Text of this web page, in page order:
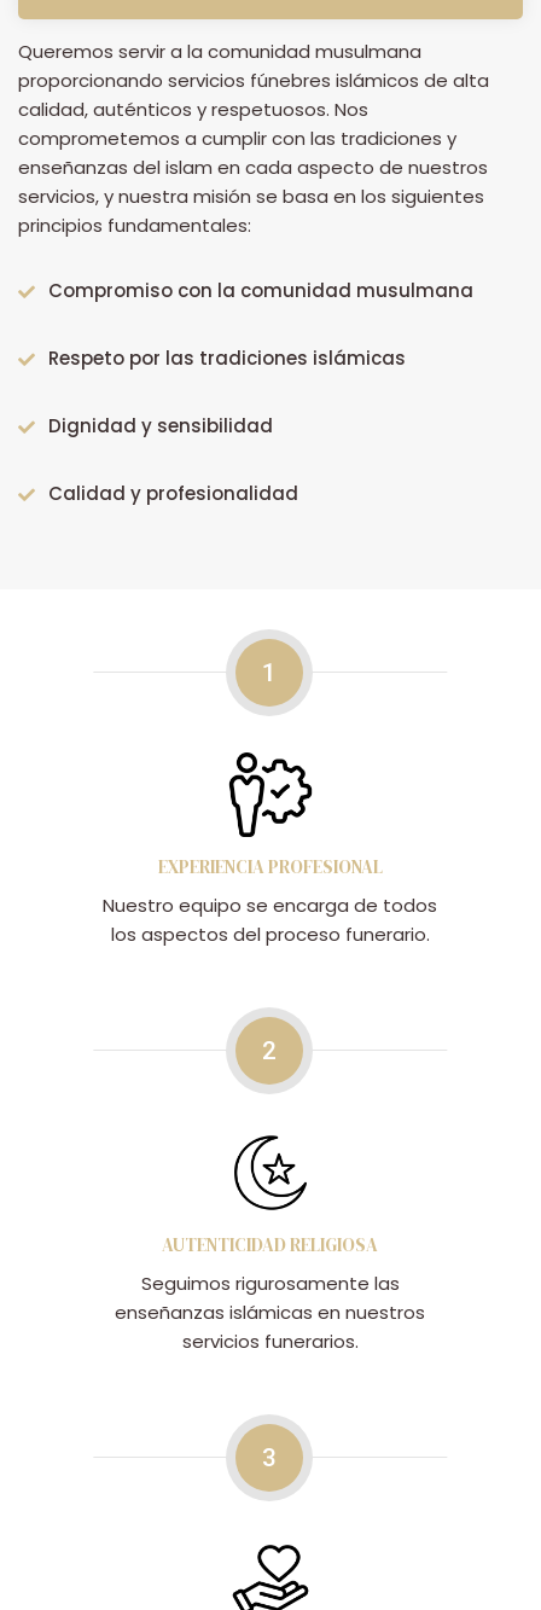
Queremos servir a la comunidad musulmana
proporcionando servicios fúnebres islámicos de alta
calidad, auténticos y respetuosos. Nos
comprometemos a cumplir con las tradiciones y
enseñanzas del islam en cada aspecto de nuestros
servicios, y nuestra misión se basa en los siguientes
principios fundamentales:
Compromiso con la comunidad musulmana
Respeto por las tradiciones islámicas
Dignidad y sensibilidad
Calidad y profesionalidad
1
EXPERIENCIA PROFESIONAL
Nuestro equipo se encarga de todos
los aspectos del proceso funerario.
2
AUTENTICIDAD RELIGIOSA
Seguimos rigurosamente las
enseñanzas islámicas en nuestros
servicios funerarios.
3